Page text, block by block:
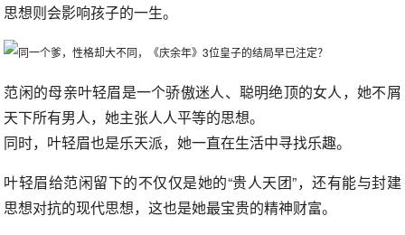
思想则会影响孩子的一生。
范闲的母亲叶轻眉是一个骄傲迷人、聪明绝顶的女人，她不屑
天下所有男人，她主张人人平等的思想。
同时，叶轻眉也是乐天派，她一直在生活中寻找乐趣。
叶轻眉给范闲留下的不仅仅是她的“贵人天团”，还有能与封建
思想对抗的现代思想，这也是她最宝贵的精神财富。